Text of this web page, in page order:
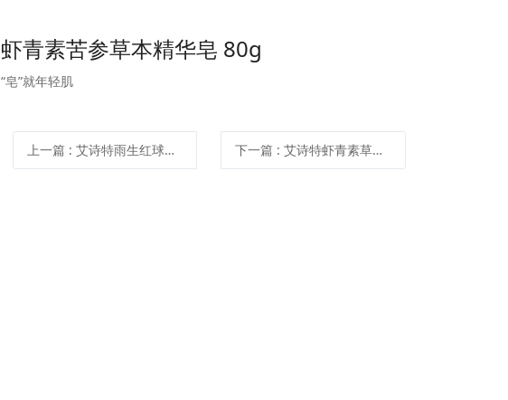
虾青素苦参草本精华皂 80g
“皂”就年轻肌
上一篇 : 艾诗特雨生红球藻鱼糕 （400g/罐） 下一篇 : 艾诗特虾青素草本精华牙膏 （100g/支）